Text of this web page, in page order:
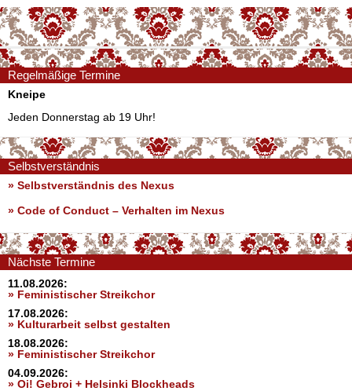
Regelmäßige Termine
Kneipe
Jeden Donnerstag ab 19 Uhr!
Selbstverständnis
» Selbstverständnis des Nexus
» Code of Conduct – Verhalten im Nexus
Nächste Termine
11.08.2026:
» Feministischer Streikchor
17.08.2026:
» Kulturarbeit selbst gestalten
18.08.2026:
» Feministischer Streikchor
04.09.2026:
» Oi! Gebroi + Helsinki Blockheads